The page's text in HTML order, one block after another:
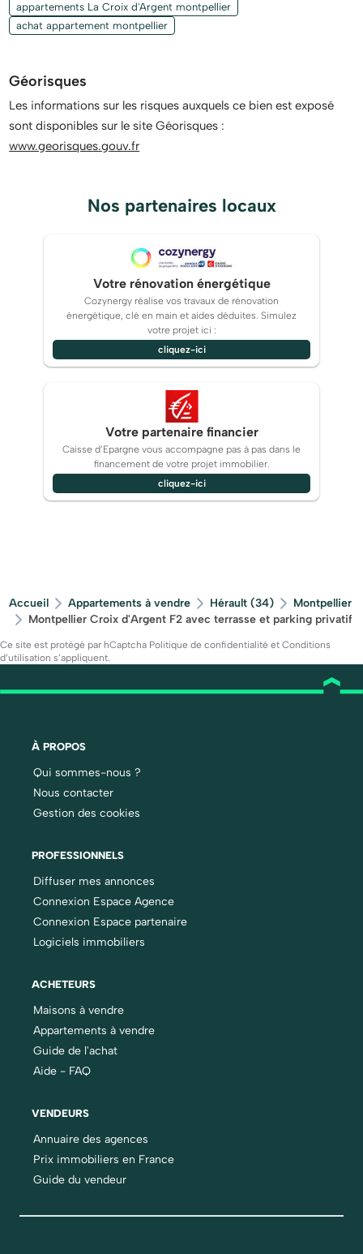
appartements La Croix d'Argent montpellier
achat appartement montpellier
Géorisques
Les informations sur les risques auxquels ce bien est exposé
sont disponibles sur le site Géorisques :
www.georisques.gouv.fr
Nos partenaires locaux
Votre rénovation énergétique
Cozynergy réalise vos travaux de rénovation
énergétique, clé en main et aides déduites. Simulez
votre projet ici :
cliquez-ici
Votre partenaire financier
Caisse d’Epargne vous accompagne pas à pas dans le
financement de votre projet immobilier.
cliquez-ici
Accueil Appartements à vendre Hérault (34)
Montpellier
Montpellier Croix d'Argent F2 avec terrasse et parking privatif
Ce site est protégé par hCaptcha Politique de confidentialité et Conditions
d’utilisation s’appliquent.
À PROPOS
Qui sommes-nous ?
Nous contacter
Gestion des cookies
PROFESSIONNELS
Diffuser mes annonces
Connexion Espace Agence
Connexion Espace partenaire
Logiciels immobiliers
ACHETEURS
Maisons à vendre
Appartements à vendre
Guide de l'achat
Aide - FAQ
VENDEURS
Annuaire des agences
Prix immobiliers en France
Guide du vendeur